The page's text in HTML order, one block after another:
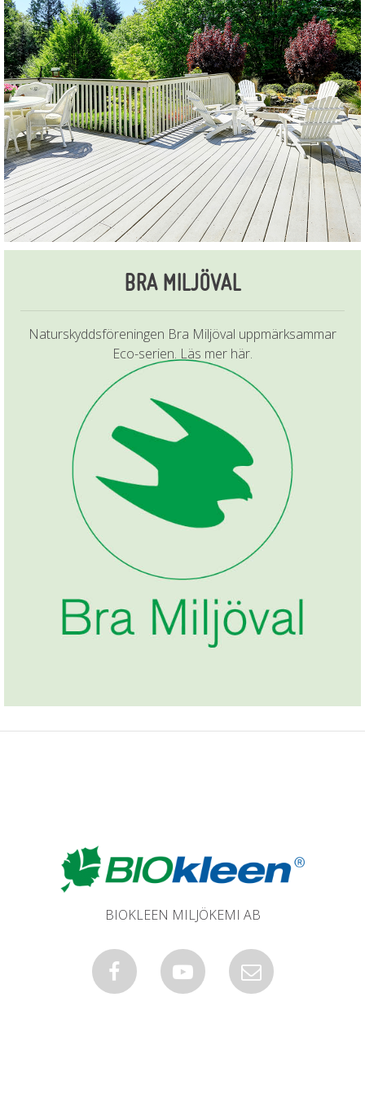
BRA MILJÖVAL
Naturskyddsföreningen Bra Miljöval uppmärksammar
Eco-serien. Läs mer här.
BIOKLEEN MILJÖKEMI AB